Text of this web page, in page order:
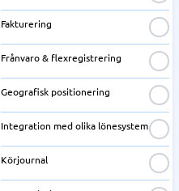
Fakturering
Frånvaro & flexregistrering
Geografisk positionering
Integration med olika lönesystem
Körjournal